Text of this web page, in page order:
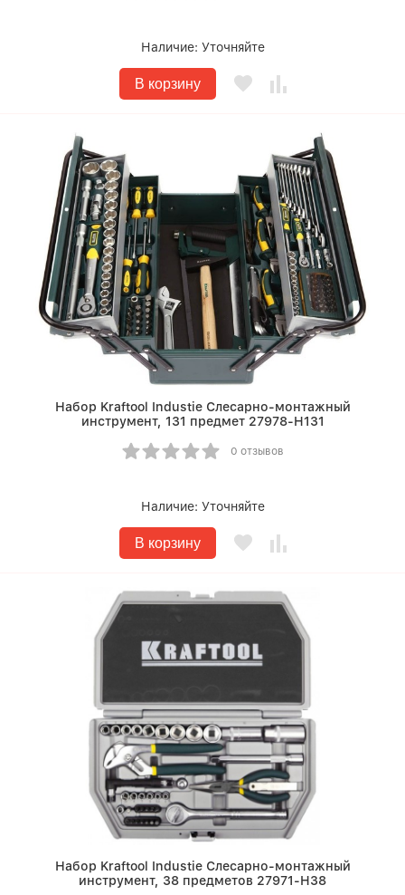
Наличие: Уточняйте
В корзину
Набор Kraftool Industie Слесарно-монтажный
инструмент, 131 предмет 27978-H131
0 отзывов
Наличие: Уточняйте
В корзину
Набор Kraftool Industie Слесарно-монтажный
инструмент, 38 предметов 27971-H38